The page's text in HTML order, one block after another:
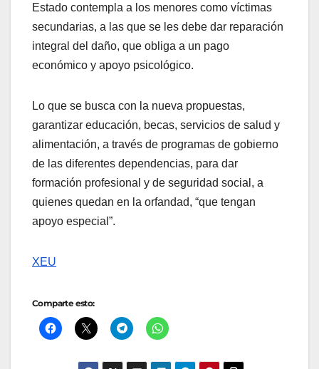
Estado contempla a los menores como víctimas
secundarias, a las que se les debe dar reparación
integral del daño, que obliga a un pago
económico y apoyo psicológico.
Lo que se busca con la nueva propuestas,
garantizar educación, becas, servicios de salud y
alimentación, a través de programas de gobierno
de las diferentes dependencias, para dar
formación profesional y de seguridad social, a
quienes quedan en la orfandad, “que tengan
apoyo especial”.
XEU
Comparte esto: